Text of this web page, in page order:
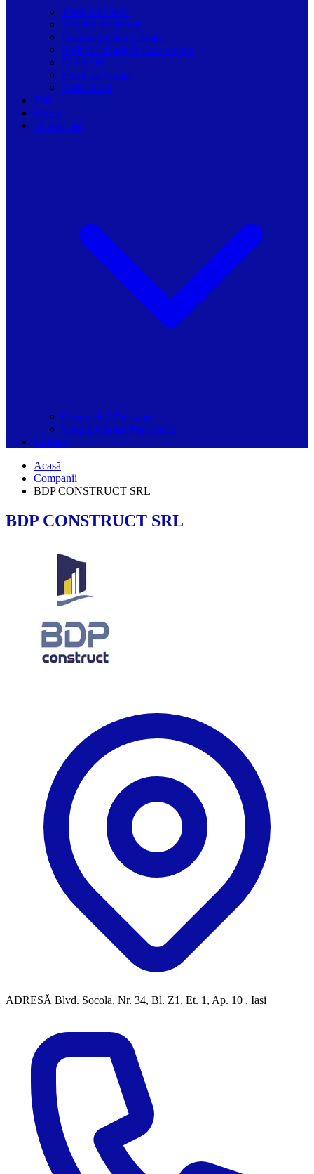
Toate articolele
Viziune de primar
Resurse pentru primarii
Politici Urbane & Guvernanta
Dialoguri
Profil de Primar
Podcast-uri
Stiri
Oferte
Despre noi
Grupurile Whatsapp
Spațiul Ghidul Primăriilor
Contact
Acasă
Companii
BDP CONSTRUCT SRL
BDP CONSTRUCT SRL
ADRESĂ Blvd. Socola, Nr. 34, Bl. Z1, Et. 1, Ap. 10 , Iasi